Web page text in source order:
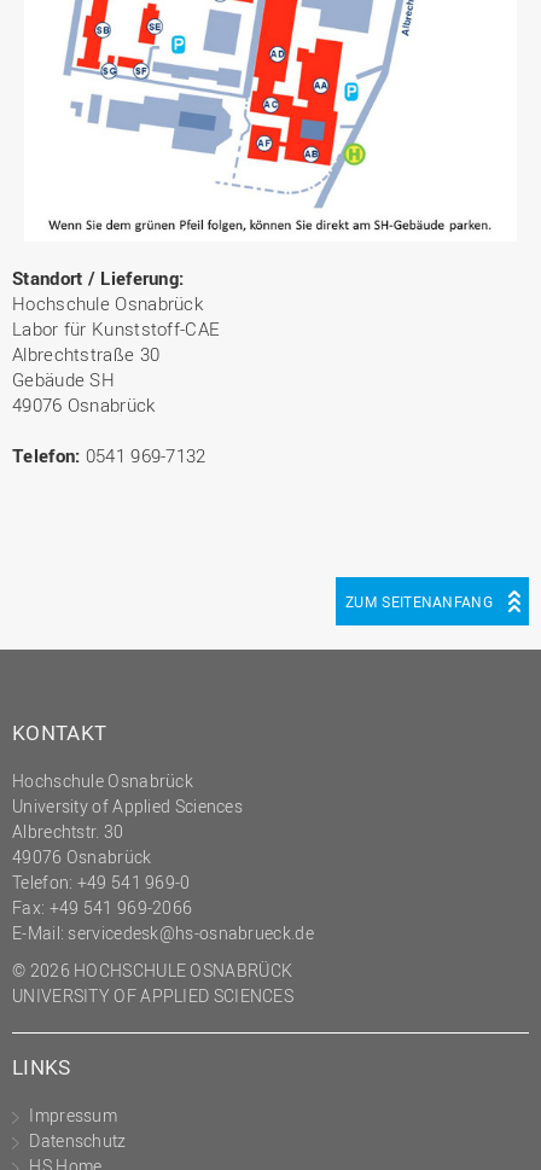
Standort / Lieferung:
Hochschule Osnabrück
Labor für Kunststoff-CAE
Albrechtstraße 30
Gebäude SH
49076 Osnabrück
Telefon: 0541 969-7132
ZUM SEITENANFANG
KONTAKT
Hochschule Osnabrück
University of Applied Sciences
Albrechtstr. 30
49076 Osnabrück
Telefon: +49 541 969-0
Fax: +49 541 969-2066
E-Mail: servicedesk@hs-osnabrueck.de
© 2026 HOCHSCHULE OSNABRÜCK
UNIVERSITY OF APPLIED SCIENCES
LINKS
Impressum
Datenschutz